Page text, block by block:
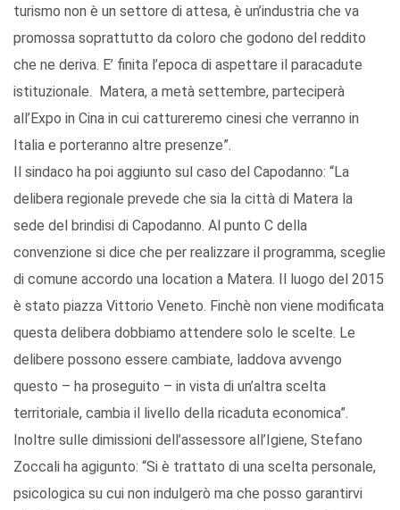
turismo non è un settore di attesa, è un’industria che va
promossa soprattutto da coloro che godono del reddito
che ne deriva. E’ finita l’epoca di aspettare il paracadute
istituzionale. Matera, a metà settembre, parteciperà
all’Expo in Cina in cui cattureremo cinesi che verranno in
Italia e porteranno altre presenze”.
Il sindaco ha poi aggiunto sul caso del Capodanno: “La
delibera regionale prevede che sia la città di Matera la
sede del brindisi di Capodanno. Al punto C della
convenzione si dice che per realizzare il programma, sceglie
di comune accordo una location a Matera. Il luogo del 2015
è stato piazza Vittorio Veneto. Finchè non viene modificata
questa delibera dobbiamo attendere solo le scelte. Le
delibere possono essere cambiate, laddova avvengo
questo – ha proseguito – in vista di un’altra scelta
territoriale, cambia il livello della ricaduta economica”.
Inoltre sulle dimissioni dell’assessore all’Igiene, Stefano
Zoccali ha agigunto: “Si è trattato di una scelta personale,
psicologica su cui non indulgerò ma che posso garantirvi